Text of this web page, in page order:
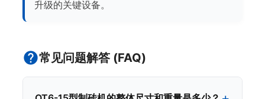
升级的关键设备。
常见问题解答 (FAQ)